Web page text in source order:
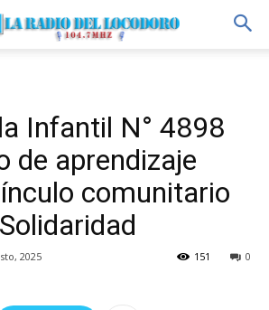
Infantil N° 4898
de aprendizaje
comunitario
2025 0
151